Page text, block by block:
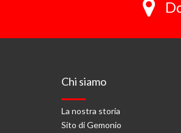
Chi siamo
La nostra storia
Sito di Gemonio